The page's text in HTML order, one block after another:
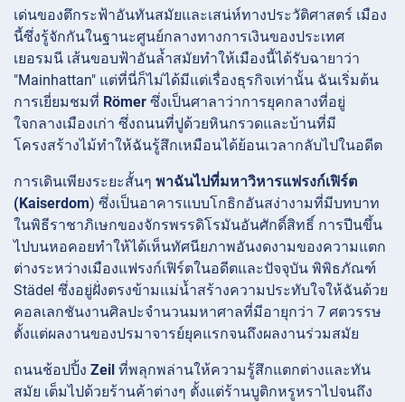
เด่นของตึกระฟ้าอันทันสมัยและเสน่ห์ทางประวัติศาสตร์ เมือง
นี้ซึ่งรู้จักกันในฐานะศูนย์กลางทางการเงินของประเทศ
เยอรมนี เส้นขอบฟ้าอันล้ำสมัยทำให้เมืองนี้ได้รับฉายาว่า
"Mainhattan" แต่ที่นี่ก็ไม่ได้มีแต่เรื่องธุรกิจเท่านั้น ฉันเริ่มต้น
การเยี่ยมชมที่ Römer ซึ่งเป็นศาลาว่าการยุคกลางที่อยู่
ใจกลางเมืองเก่า ซึ่งถนนที่ปูด้วยหินกรวดและบ้านที่มี
โครงสร้างไม้ทำให้ฉันรู้สึกเหมือนได้ย้อนเวลากลับไปในอดีต
การเดินเพียงระยะสั้นๆ พาฉันไปที่มหาวิหารแฟรงก์เฟิร์ต
(Kaiserdom) ซึ่งเป็นอาคารแบบโกธิกอันสง่างามที่มีบทบาท
ในพิธีราชาภิเษกของจักรพรรดิโรมันอันศักดิ์สิทธิ์ การปีนขึ้น
ไปบนหอคอยทำให้ได้เห็นทัศนียภาพอันงดงามของความแตก
ต่างระหว่างเมืองแฟรงก์เฟิร์ตในอดีตและปัจจุบัน พิพิธภัณฑ์
Städel ซึ่งอยู่ฝั่งตรงข้ามแม่น้ำสร้างความประทับใจให้ฉันด้วย
คอลเลกชันงานศิลปะจำนวนมหาศาลที่มีอายุกว่า 7 ศตวรรษ
ตั้งแต่ผลงานของปรมาจารย์ยุคแรกจนถึงผลงานร่วมสมัย
ถนนช้อปปิ้ง Zeil ที่พลุกพล่านให้ความรู้สึกแตกต่างและทัน
สมัย เต็มไปด้วยร้านค้าต่างๆ ตั้งแต่ร้านบูติกหรูหราไปจนถึง